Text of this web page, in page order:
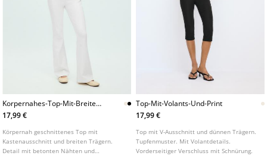
Korpernahes-Top-Mit-Breiten-
Tragern-Und-Nahten
17,99 €
Körpernah geschnittenes Top mit
Kastenausschnitt und breiten Trägern.
Detail mit betonten Nähten und
Top-Mit-Volants-Und-Print
17,99 €
Top mit V-Ausschnitt und dünnen Trägern.
Tupfenmuster. Mit Volantdetails.
Vorderseitiger Verschluss mit Schnürung.